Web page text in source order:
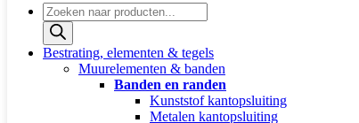
Producten
zoeken
Bestrating, elementen & tegels
Muurelementen & banden
Banden en randen
Kunststof kantopsluiting
Metalen kantopsluiting